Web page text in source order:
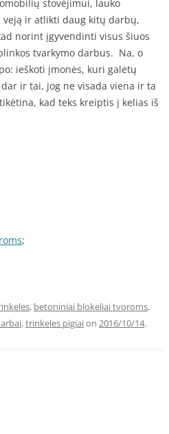
stovėjimui, lauko
ir atlikti daug kitų darbų,
norint įgyvendinti visus šiuos
tvarkymo darbus. Na, o
ieškoti įmonės, kuri galėtų
ir tai, jog ne visada viena ir ta
kad teks kreiptis į kelias iš
;
, betoniniai blokeliai tvoroms,
,trinkeles pigiaion 2016/10/14.